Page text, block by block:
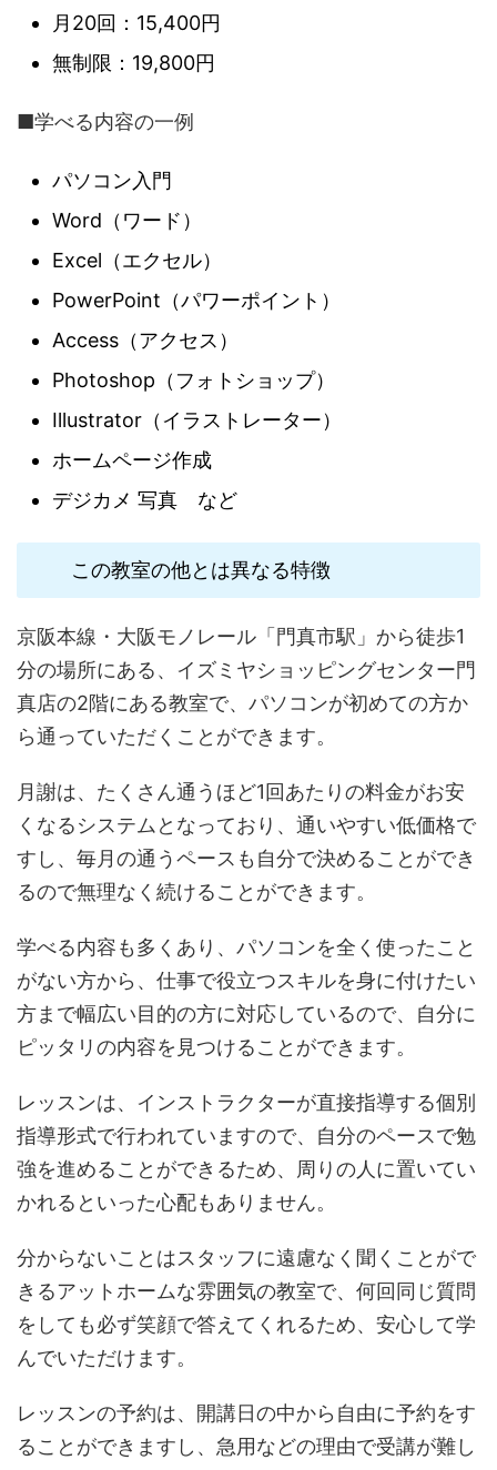
月20回：15,400円
無制限：19,800円
■学べる内容の一例
パソコン入門
Word（ワード）
Excel（エクセル）
PowerPoint（パワーポイント）
Access（アクセス）
Photoshop（フォトショップ）
Illustrator（イラストレーター）
ホームページ作成
デジカメ 写真 など
この教室の他とは異なる特徴
京阪本線・大阪モノレール「門真市駅」から徒歩1
分の場所にある、イズミヤショッピングセンター門
真店の2階にある教室で、パソコンが初めての方か
ら通っていただくことができます。
月謝は、たくさん通うほど1回あたりの料金がお安
くなるシステムとなっており、通いやすい低価格で
すし、毎月の通うペースも自分で決めることができ
るので無理なく続けることができます。
学べる内容も多くあり、パソコンを全く使ったこと
がない方から、仕事で役立つスキルを身に付けたい
方まで幅広い目的の方に対応しているので、自分に
ピッタリの内容を見つけることができます。
レッスンは、インストラクターが直接指導する個別
指導形式で行われていますので、自分のペースで勉
強を進めることができるため、周りの人に置いてい
かれるといった心配もありません。
分からないことはスタッフに遠慮なく聞くことがで
きるアットホームな雰囲気の教室で、何回同じ質問
をしても必ず笑顔で答えてくれるため、安心して学
んでいただけます。
レッスンの予約は、開講日の中から自由に予約をす
ることができますし、急用などの理由で受講が難し